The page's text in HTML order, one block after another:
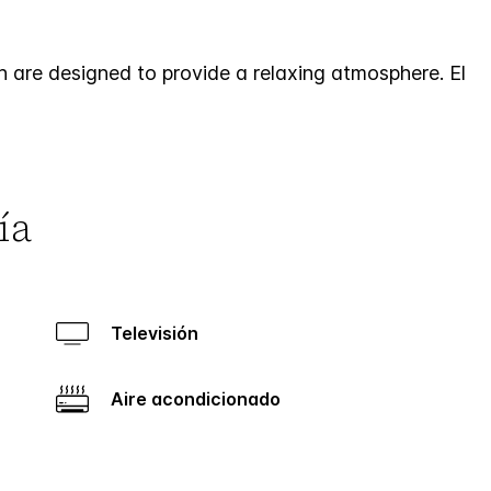
designed to provide a relaxing atmosphere. El
Televisión
Aire acondicionado